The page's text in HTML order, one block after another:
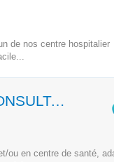
de nos centre hospitalier
MÉDECIN GÉNÉRALISTE — H/F - TÉLÉCONSULTATION- TEMPS PLEIN OU PARTIEL
ou en centre de santé,